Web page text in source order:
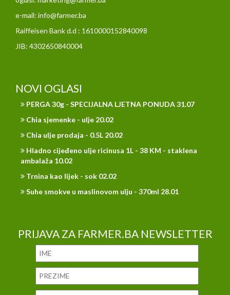
e-mail: info@farmer.ba
Raiffeisen Bank d.d : 1610000152840098
JIB: 4302650840004
NOVI OGLASI
PERGA 30g - SPECIJALNA LJETNA PONUDA 31.07
Chia sjemenke - ulje 20.02
Chia ulje prodaja - 0.5L 20.02
Hladno cijeđeno ulje ricinusa 1L - 38 KM - staklena
ambalaža 10.02
Trnina kao lijek - sok 02.02
Suhe smokve u maslinovom ulju - 370ml 28.01
PRIJAVA ZA FARMER.BA NEWSLETTER